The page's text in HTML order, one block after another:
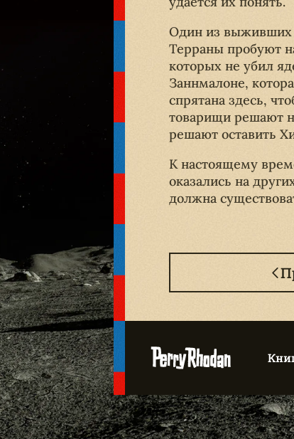
Один из выживших
Терраны пробуют
которых не убил
Заннмалоне,
спрятана здесь,
товарищи решают
решают оставить
К настоящему
оказались на
должна